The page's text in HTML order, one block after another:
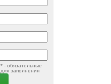
* - обязательные
для заполнения